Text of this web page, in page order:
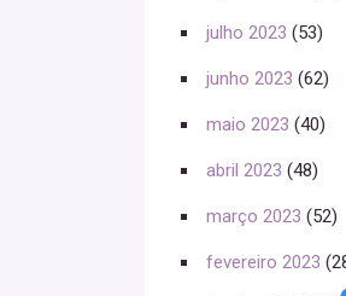
julho 2023 (53)
junho 2023 (62)
maio 2023 (40)
abril 2023 (48)
março 2023 (52)
fevereiro 2023